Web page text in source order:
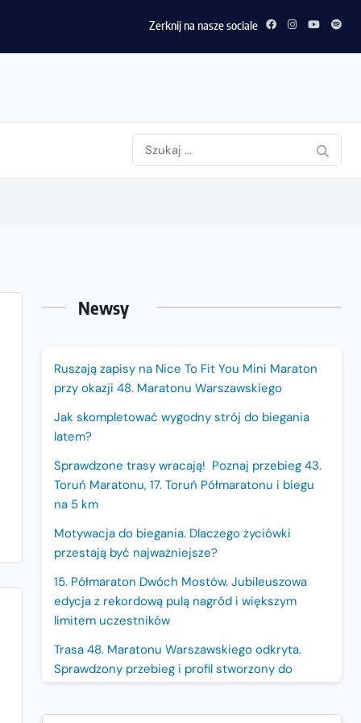
Zerknij na nasze sociale
Newsy
Ruszają zapisy na Nice To Fit You Mini Maraton
przy okazji 48. Maratonu Warszawskiego
Jak skompletować wygodny strój do biegania
latem?
Sprawdzone trasy wracają! Poznaj przebieg 43.
Toruń Maratonu, 17. Toruń Półmaratonu i biegu
na 5 km
Motywacja do biegania. Dlaczego życiówki
przestają być najważniejsze?
15. Półmaraton Dwóch Mostów. Jubileuszowa
edycja z rekordową pulą nagród i większym
limitem uczestników
Trasa 48. Maratonu Warszawskiego odkryta.
Sprawdzony przebieg i profil stworzony do
Oficjalna koszulka LOTTO 25. Poznań Maratonu!